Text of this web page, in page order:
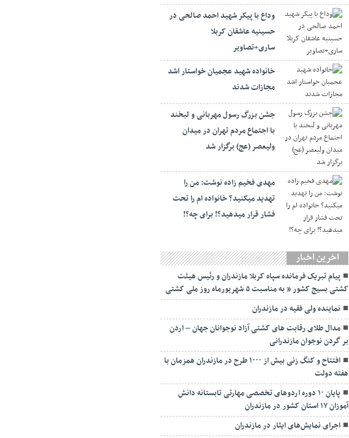
وداع با پیکر شهید احمد صالحی‌ در
حسینیه عاشقان کربلا
ساری+تصاویر
خانواده شهید عجمیان خواستار اشد
مجازات شدند
جشن بزرگ رسول مهربانی و لبخند
با اجتماع مردم تهران در میدان
ولیعصر (عج) برگزار شد
مهدی فخیم زاده نوشت: من را
تهدید میکنید؟ خانواده ام را‌ تحت
فشار قرار میدهید؟! برای چه؟!
اخرین اخبار
پیام تبریک فرمانده سپاه کربلا مازندران و رئیس هیئت
کشتی بسیج کشور ” به مناسبت ۵ شهریورماه روز ملی کشتی
نماينده ولی فقیه در مازندران
مدال طلای رقابت های کشتی آزاد نوجوانان جهان – اردن
بر گردن نوجوان مازندرانی
افتتاح و کنگ زنی بیش از ۱۰۰۰ طرح در مازندران همزمان با
هفته دولت
پایان ۱۰ دوره اردوهای تخصصی مهارتی تابستانه دانش
آموزان ۱۷ استان کشور در مازندران
اجرای نمایش‌های ایثار در مازندران